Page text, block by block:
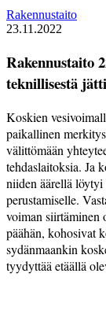
Rakennustaito
23.11.2022
Rakennustaito
teknillisestä
Koskien
paikallinen
välittömään
tehdaslaitoksia. Ja
niiden äärellä
perustamiselle.
voiman siirtäminen
päähän, kohosivat
sydänmaankin
tyydyttää etäällä